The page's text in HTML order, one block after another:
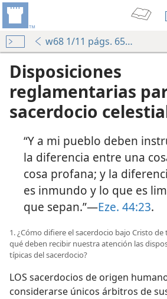
w68 1/11 págs. 659-665
Disposiciones
reglamentarias
sacerdocio
“Y a mi pueblo deben
la diferencia entre una
cosa profana; y la
es inmundo y lo que es
que sepan.”—Eze. 44:23.
1. ¿Cómo difiere el sacerdocio bajo Cristo
qué deben recibir nuestra atención las
típicas del sacerdocio?
LOS sacerdocios de origen
considerarse únicos árbitros de